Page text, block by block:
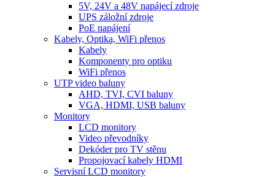
5V, 24V a 48V napájecí zdroje
UPS záložní zdroje
PoE napájení
Kabely, Optika, WiFi přenos
Kabely
Komponenty pro optiku
WiFi přenos
UTP video baluny
AHD, TVI, CVI baluny
VGA, HDMI, USB baluny
Monitory
LCD monitory
Video převodníky
Dekóder pro TV stěnu
Propojovací kabely HDMI
Servisní LCD monitory